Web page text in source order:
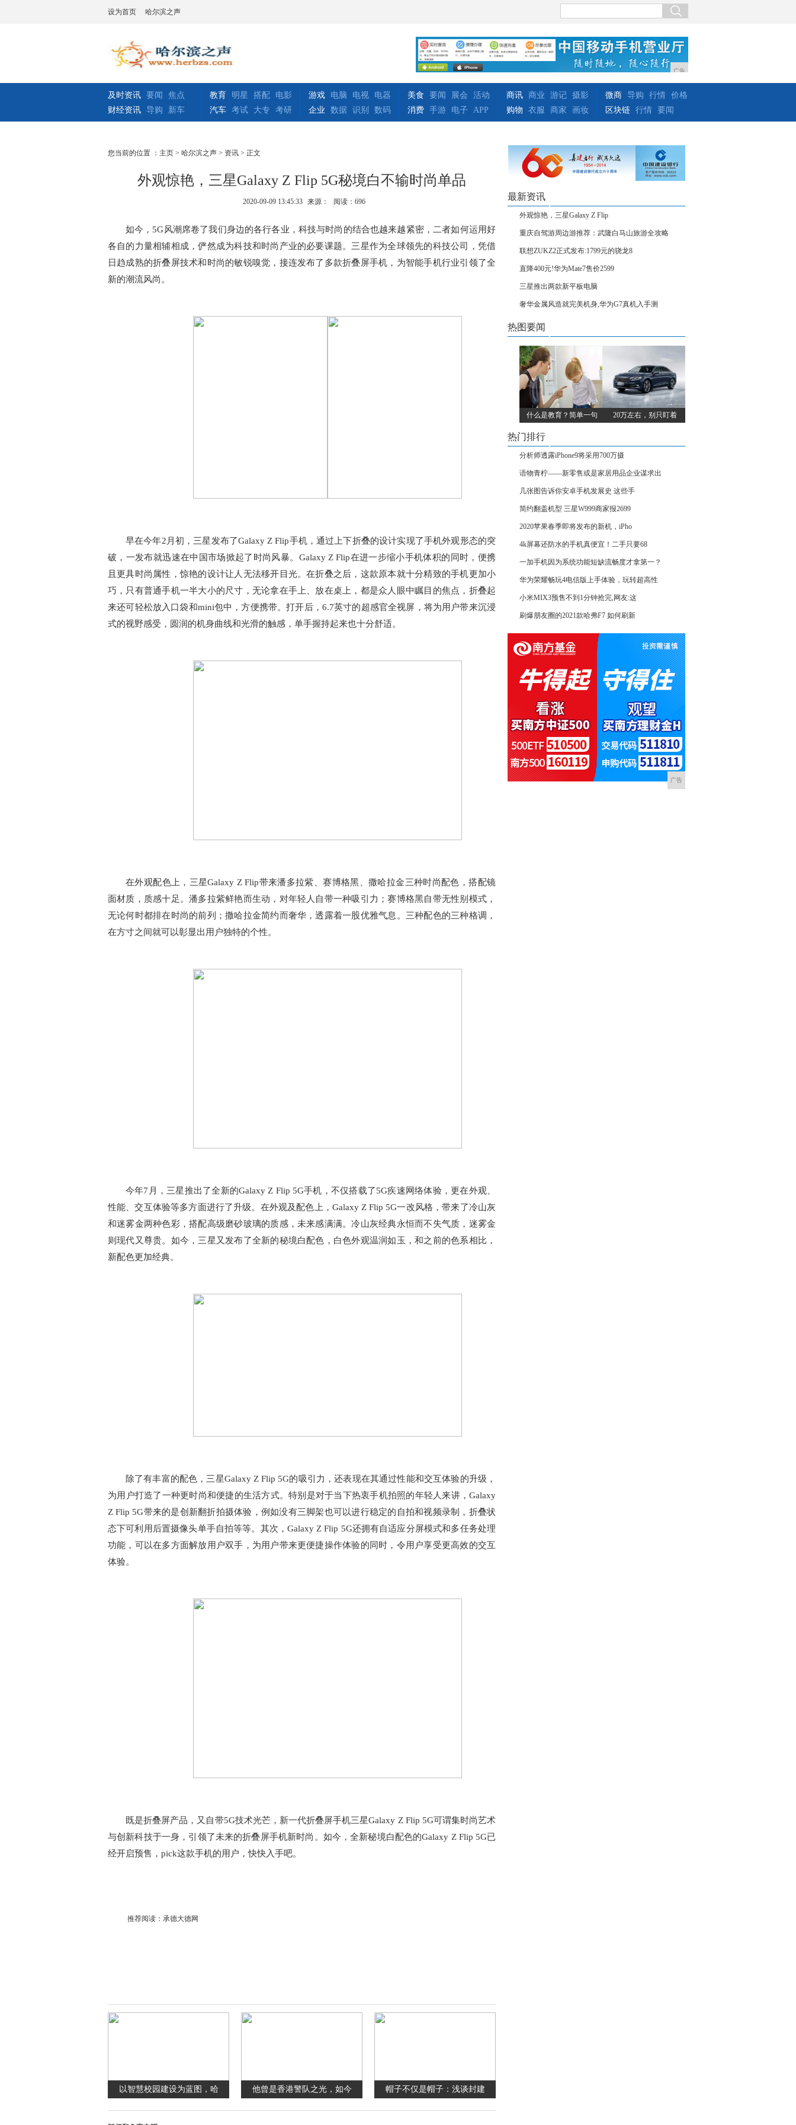
设为首页 哈尔滨之声
广告
及时资讯 要闻
焦点
财经资讯 导购 新车
教育 明星 搭配
电影
汽车 考试 大专 考研
游戏 电脑 电视
电器
企业
数据 识别 数码
美食 要闻 展会
活动
消费 手游 电子 APP
商讯 商业 游记 摄影
购物
衣服 商家 画妆
微商 导购 行情 价格
区块链 行情 要闻
您当前的位置 ： 主页 > 哈尔滨之声 > 资讯 > 正文
外观惊艳，三星Galaxy Z Flip 5G秘境白不输时尚单品
2020-09-09 13:45:33 来源： 阅读：696
如今，5G风潮席卷了我们身边的各行各业，科技与时尚的结合也越来越紧密，二者如何运用好
各自的力量相辅相成，俨然成为科技和时尚产业的必要课题。三星作为全球领先的科技公司，凭借
日趋成熟的折叠屏技术和时尚的敏锐嗅觉，接连发布了多款折叠屏手机，为智能手机行业引领了全
新的潮流风尚。
早在今年2月初，三星发布了Galaxy Z Flip手机，通过上下折叠的设计实现了手机外观形态的突
破，一发布就迅速在中国市场掀起了时尚风暴。Galaxy Z Flip在进一步缩小手机体积的同时，便携
且更具时尚属性，惊艳的设计让人无法移开目光。在折叠之后，这款原本就十分精致的手机更加小
巧，只有普通手机一半大小的尺寸，无论拿在手上、放在桌上，都是众人眼中瞩目的焦点，折叠起
来还可轻松放入口袋和mini包中，方便携带。打开后，6.7英寸的超感官全视屏，将为用户带来沉浸
式的视野感受，圆润的机身曲线和光滑的触感，单手握持起来也十分舒适。
在外观配色上，三星Galaxy Z Flip带来潘多拉紫、赛博格黑、撒哈拉金三种时尚配色，搭配镜
面材质，质感十足。潘多拉紫鲜艳而生动，对年轻人自带一种吸引力；赛博格黑自带无性别模式，
无论何时都排在时尚的前列；撒哈拉金简约而奢华，透露着一股优雅气息。三种配色的三种格调，
在方寸之间就可以彰显出用户独特的个性。
今年7月，三星推出了全新的Galaxy Z Flip 5G手机，不仅搭载了5G疾速网络体验，更在外观、
性能、交互体验等多方面进行了升级。在外观及配色上，Galaxy Z Flip 5G一改风格，带来了冷山灰
和迷雾金两种色彩，搭配高级磨砂玻璃的质感，未来感满满。冷山灰经典永恒而不失气质，迷雾金
则现代又尊贵。如今，三星又发布了全新的秘境白配色，白色外观温润如玉，和之前的色系相比，
新配色更加经典。
除了有丰富的配色，三星Galaxy Z Flip 5G的吸引力，还表现在其通过性能和交互体验的升级，
为用户打造了一种更时尚和便捷的生活方式。特别是对于当下热衷手机拍照的年轻人来讲，Galaxy
Z Flip 5G带来的是创新翻折拍摄体验，例如没有三脚架也可以进行稳定的自拍和视频录制，折叠状
态下可利用后置摄像头单手自拍等等。其次，Galaxy Z Flip 5G还拥有自适应分屏模式和多任务处理
功能，可以在多方面解放用户双手，为用户带来更便捷操作体验的同时，令用户享受更高效的交互
体验。
既是折叠屏产品，又自带5G技术光芒，新一代折叠屏手机三星Galaxy Z Flip 5G可谓集时尚艺术
与创新科技于一身，引领了未来的折叠屏手机新时尚。如今，全新秘境白配色的Galaxy Z Flip 5G已
经开启预售，pick这款手机的用户，快快入手吧。
推荐阅读： 承德大德网
以智慧校园建设为蓝图，哈 他曾是香港警队之光，如今 帽子不仅是帽子：浅谈封建
最新资讯
外观惊艳，三星Galaxy Z Flip
重庆自驾游周边游推荐：武隆白马山旅游全攻略
联想ZUKZ2正式发布:1799元的骁龙8
直降400元!华为Mate7售价2599
三星推出两款新平板电脑
奢华金属风造就完美机身,华为G7真机入手测
热图要闻
什么是教育？简单一句 20万左右，别只盯着
热门排行
分析师透露iPhone9将采用700万摄
语物青柠——新零售或是家居用品企业谋求出
几张图告诉你安卓手机发展史 这些手
简约翻盖机型 三星W999商家报2699
2020苹果春季即将发布的新机，iPho
4k屏幕还防水的手机真便宜！二手只要68
一加手机因为系统功能短缺流畅度才拿第一？
华为荣耀畅玩4电信版上手体验，玩转超高性
小米MIX3预售不到1分钟抢完,网友:这
刷爆朋友圈的2021款哈弗F7 如何刷新
广告